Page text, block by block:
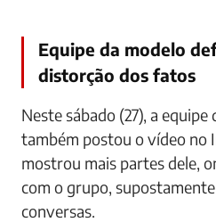
Equipe da modelo
distorção dos fatos
Neste sábado (27), a
também postou o vídeo no
mostrou mais partes dele,
com o grupo,
conversas.